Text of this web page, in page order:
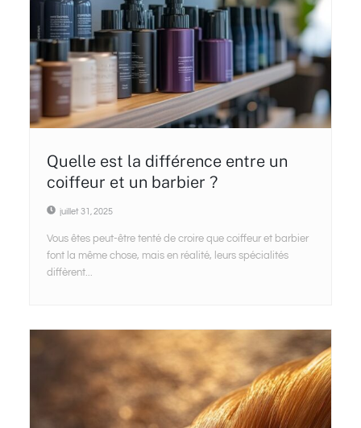
Quelle est la différence entre un
coiffeur et un barbier ?
juillet 31, 2025
Vous êtes peut-être tenté de croire que coiffeur et barbier
font la même chose, mais en réalité, leurs spécialités
diffèrent...